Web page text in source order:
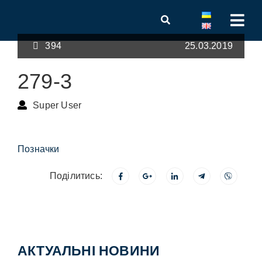
394 25.03.2019
279-3
Super User
Позначки
Поділитись:
АКТУАЛЬНІ НОВИНИ